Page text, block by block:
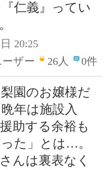
仁義』ってい
20:25
ザー
26人 0件
園のお嬢様だ
年は施設入
助する余裕も
た」とは…。
んは裏表なく